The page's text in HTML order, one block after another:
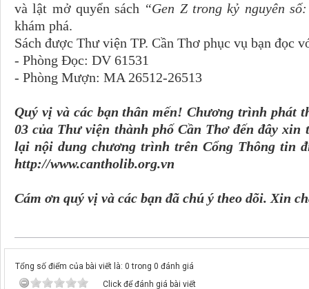
và lật mở quyển sách “Gen Z trong kỷ nguyên
khám phá.
Sách được Thư viện TP. Cần Thơ phục vụ bạn
- Phòng Đọc: DV 61531
- Phòng Mượn: MA 26512-26513
Quý vị và các bạn thân mến! Chương trình phát
03 của Thư viện thành phố Cần Thơ đến đây xin
lại nội dung chương trình trên Cổng Thông tin
http://www.cantholib.org.vn
Cám ơn quý vị và các bạn đã chú ý theo dõi. Xin
Tổng số điểm của bài viết là: 0 trong 0 đánh giá
Click để đánh giá bài viết